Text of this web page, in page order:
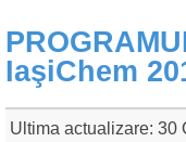
IaşiChem
Ultima actualizare: 30